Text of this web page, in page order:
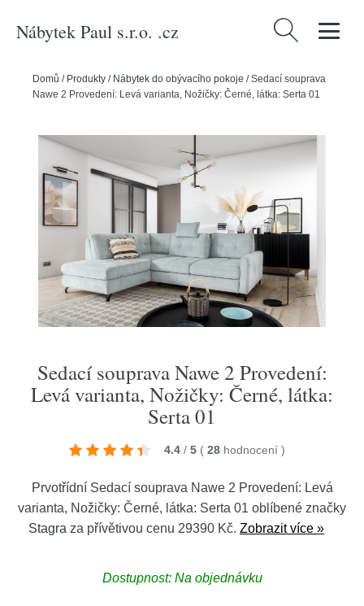
Nábytek Paul s.r.o. .cz Vyhledávání
Domů / Produkty / Nábytek do obývacího pokoje /Sedací souprava
Nawe 2 Provedení: Levá varianta, Nožičky: Černé, látka: Serta 01
Sedací souprava Nawe 2 Provedení:
Levá varianta, Nožičky: Černé, látka:
Serta 01
4.4 / 5 ( 28 hodnocení )
Prvotřídní Sedací souprava Nawe 2 Provedení: Levá
varianta, Nožičky: Černé, látka: Serta 01 oblíbené značky
Stagra za přívětivou cenu 29390 Kč. Zobrazit více »
Dostupnost: Na objednávku